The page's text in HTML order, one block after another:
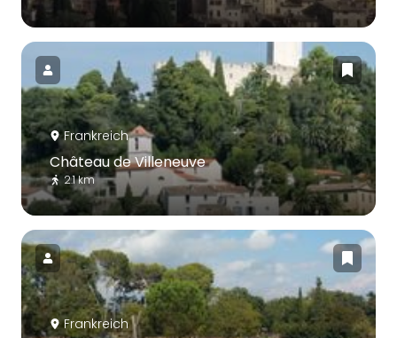
Frankreich
Château de Villeneuve
2.1 km
Frankreich